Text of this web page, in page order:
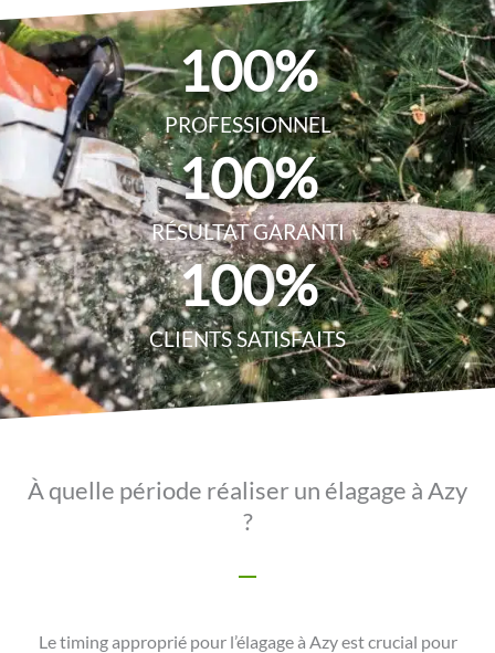
PROFESSIONNEL
100%
RÉSULTAT GARANTI
100%
CLIENTS SATISFAITS
100%
À quelle période réaliser un élagage à Azy
?
Le timing approprié pour l’élagage à Azy est crucial pour